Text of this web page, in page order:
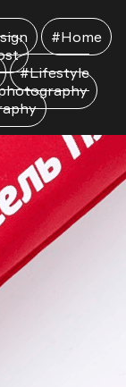
#Home
#Lifestyle